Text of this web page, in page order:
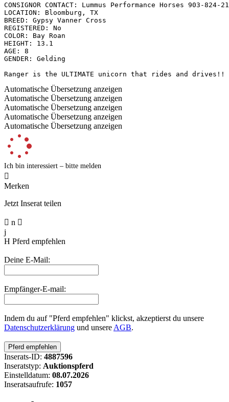
CONSIGNOR CONTACT: Lummus Performance Horses 903-824-
LOCATION: Bloomburg, TX
BREED: Gypsy Vanner Cross
REGISTERED: No
COLOR: Bay Roan
HEIGHT: 13.1
AGE: 8
GENDER: Gelding
Ranger is the ULTIMATE unicorn that rides and
Automatische Übersetzung anzeigen
Automatische Übersetzung anzeigen
Automatische Übersetzung anzeigen
Automatische Übersetzung anzeigen
Automatische Übersetzung anzeigen
Ich bin interessiert – bitte melden

Merken
Jetzt Inserat teilen
 n 
j
H Pferd empfehlen
Deine E-Mail:
Empfänger-E-mail:
Indem du auf "Pferd empfehlen" klickst, akzeptierst du unsere
Datenschutzerklärung und unsere AGB.
Inserats-ID: 4887596
Inseratstyp: Auktionspferd
Einstelldatum: 08.07.2026
Inseratsaufrufe: 1057